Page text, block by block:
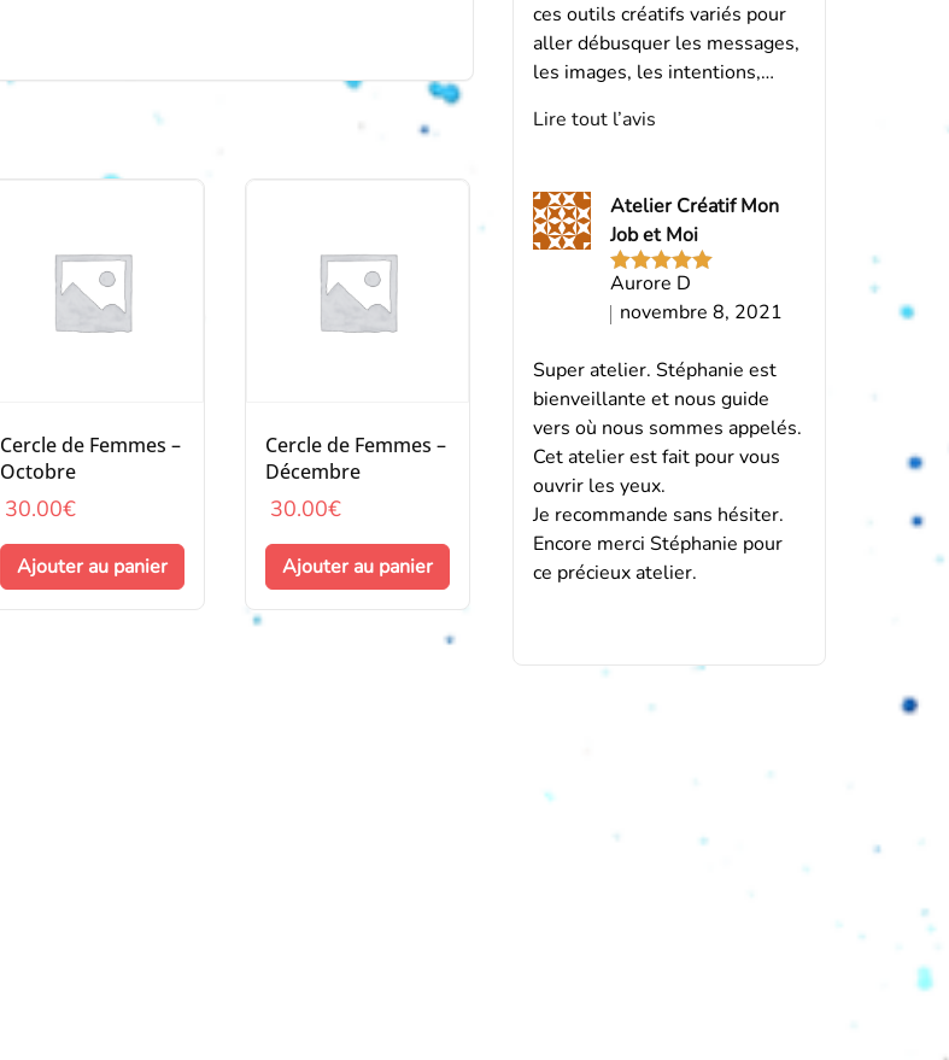
Cercle de Femmes –
Octobre
30.00€
Ajouter au panier
Cercle de Femmes –
Décembre
30.00€
Ajouter au panier
ces outils créatifs variés pour
aller débusquer les messages,
les images, les intentions,…
Lire tout l’avis
Note5sur
5
Atelier Créatif Mon
Job et Moi
Aurore D
novembre 8, 2021
Super atelier. Stéphanie est
bienveillante et nous guide
vers où nous sommes appelés.
Cet atelier est fait pour vous
ouvrir les yeux.
Je recommande sans hésiter.
Encore merci Stéphanie pour
ce précieux atelier.